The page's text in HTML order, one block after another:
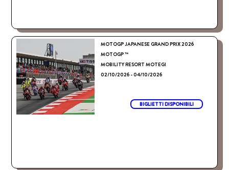
MOTOGP JAPANESE GRAND PRIX 2026
MOTOGP ™
MOBILITY RESORT MOTEGI
02/10/2026 - 04/10/2026
BIGLIETTI DISPONIBILI